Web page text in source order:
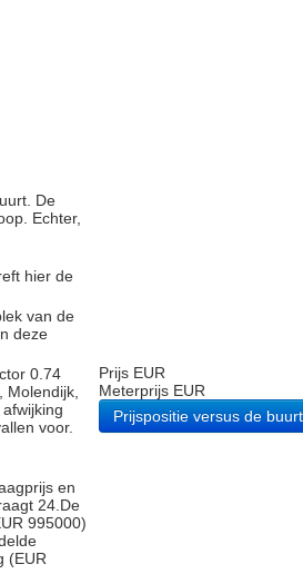
De
Echter,
hier de
van de
deze
0.74
voor.
en
24.De
995000)
(EUR
Prijs EUR
Meterprijs EUR
Prijspositie versus de buurt